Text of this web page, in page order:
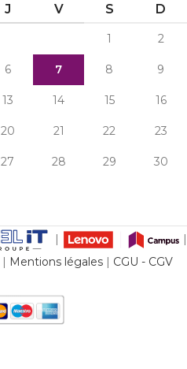
J V S D
1 2
6 7 8 9
13 14 15 16
20 21 22 23
27 28 29 30
|
|
| Mentions légales| CGU - CGV